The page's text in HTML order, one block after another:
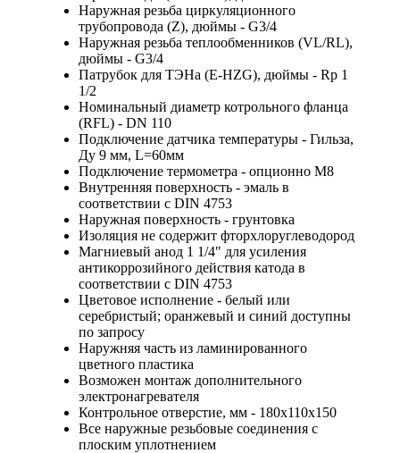
Наружная резьба циркуляционного
трубопровода (Z), дюймы - G3/4
Наружная резьба теплообменников (VL/RL),
дюймы - G3/4
Патрубок для ТЭНа (E-HZG), дюймы - Rp 1
1/2
Номинальный диаметр котрольного фланца
(RFL) - DN 110
Подключение датчика температуры - Гильза,
Ду 9 мм, L=60мм
Подключение термометра - опционно М8
Внутренняя поверхность - эмаль в
соответствии с DIN 4753
Наружная поверхность - грунтовка
Изоляция не содержит фторхлоруглеводород
Магниевый анод 1 1/4″ для усиления
антикоррозийного действия катода в
соответствии с DIN 4753
Цветовое исполнение - белый или
серебристый; оранжевый и синий доступны
по запросу
Наружняя часть из ламинированного
цветного пластика
Возможен монтаж дополнительного
электронагревателя
Контрольное отверстие, мм - 180x110x150
Все наружные резьбовые соединения с
плоским уплотнением